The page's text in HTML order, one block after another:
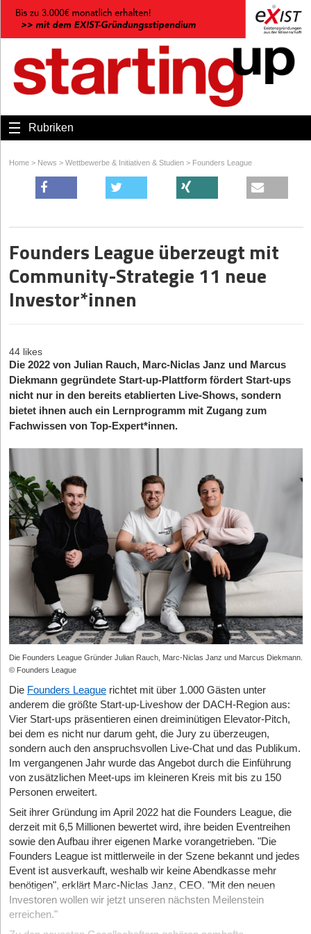
Rubriken
Home > News > Wettbewerbe & Initiativen & Studien > Founders League
Founders League überzeugt mit
Community-Strategie 11 neue
Investor*innen
44 likes
Die 2022 von Julian Rauch, Marc-Niclas Janz und Marcus
Diekmann gegründete Start-up-Plattform fördert Start-ups
nicht nur in den bereits etablierten Live-Shows, sondern
bietet ihnen auch ein Lernprogramm mit Zugang zum
Fachwissen von Top-Expert*innen.
Die Founders League Gründer Julian Rauch, Marc-Niclas Janz und Marcus Diekmann.
© Founders League
Die Founders League richtet mit über 1.000 Gästen unter
anderem die größte Start-up-Liveshow der DACH-Region aus:
Vier Start-ups präsentieren einen dreiminütigen Elevator-Pitch,
bei dem es nicht nur darum geht, die Jury zu überzeugen,
sondern auch den anspruchsvollen Live-Chat und das Publikum.
Im vergangenen Jahr wurde das Angebot durch die Einführung
von zusätzlichen Meet-ups im kleineren Kreis mit bis zu 150
Personen erweitert.
Seit ihrer Gründung im April 2022 hat die Founders League, die
derzeit mit 6,5 Millionen bewertet wird, ihre beiden Eventreihen
sowie den Aufbau ihrer eigenen Marke vorangetrieben. "Die
Founders League ist mittlerweile in der Szene bekannt und jedes
Event ist ausverkauft, weshalb wir keine Abendkasse mehr
benötigen", erklärt Marc-Niclas Janz, CEO. "Mit den neuen
Investoren wollen wir jetzt unseren nächsten Meilenstein
erreichen."